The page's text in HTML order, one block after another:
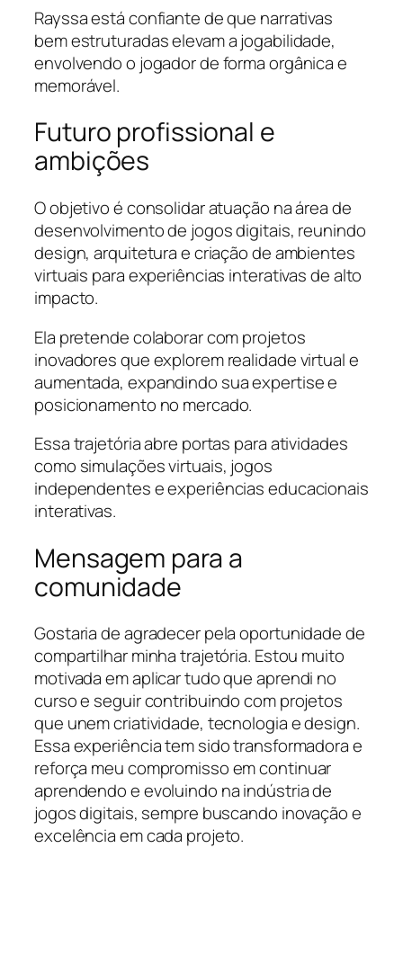
Rayssa está confiante de que narrativas
bem estruturadas elevam a jogabilidade,
envolvendo o jogador de forma orgânica e
memorável.
Futuro profissional e
ambições
O objetivo é consolidar atuação na área de
desenvolvimento de jogos digitais, reunindo
design, arquitetura e criação de ambientes
virtuais para experiências interativas de alto
impacto.
Ela pretende colaborar com projetos
inovadores que explorem realidade virtual e
aumentada, expandindo sua expertise e
posicionamento no mercado.
Essa trajetória abre portas para atividades
como simulações virtuais, jogos
independentes e experiências educacionais
interativas.
Mensagem para a
comunidade
Gostaria de agradecer pela oportunidade de
compartilhar minha trajetória. Estou muito
motivada em aplicar tudo que aprendi no
curso e seguir contribuindo com projetos
que unem criatividade, tecnologia e design.
Essa experiência tem sido transformadora e
reforça meu compromisso em continuar
aprendendo e evoluindo na indústria de
jogos digitais, sempre buscando inovação e
excelência em cada projeto.